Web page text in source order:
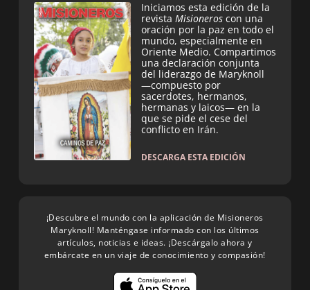
Iniciamos esta edición de la
revista Misioneros con una
oración por la paz en todo el
mundo, especialmente en
Oriente Medio. Compartimos
una declaración conjunta
del liderazgo de Maryknoll
—compuesto por
sacerdotes, hermanos,
hermanas y laicos— en la
que se pide el cese del
conflicto en Irán.
DESCARGA ESTA EDICIÓN
¡Descubre el mundo con la aplicación de Misioneros
Maryknoll! Manténgase informado con los últimos
artículos, noticias e ideas. ¡Descárgalo ahora y
embárcate en un viaje de conocimiento y compasión!